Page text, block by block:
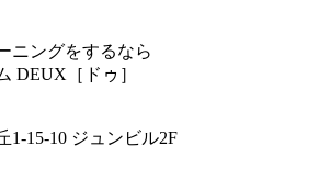
ニングをするなら
DEUX［ドゥ］
1-15-10 ジュンビル2F